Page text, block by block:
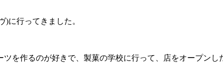
に行ってきました。
を作るのが好きで、製菓の学校に行って、店をオープンし